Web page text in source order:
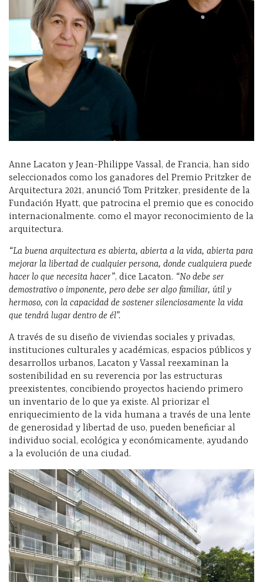
Anne Lacaton y Jean-Philippe Vassal, de Francia, han sido
seleccionados como los ganadores del Premio Pritzker de
Arquitectura 2021, anunció Tom Pritzker, presidente de la
Fundación Hyatt, que patrocina el premio que es conocido
internacionalmente. como el mayor reconocimiento de la
arquitectura.
“La buena arquitectura es abierta, abierta a la vida, abierta para
mejorar la libertad de cualquier persona, donde cualquiera puede
hacer lo que necesita hacer”, dice Lacaton. “No debe ser
demostrativo o imponente, pero debe ser algo familiar, útil y
hermoso, con la capacidad de sostener silenciosamente la vida
que tendrá lugar dentro de él”.
A través de su diseño de viviendas sociales y privadas,
instituciones culturales y académicas, espacios públicos y
desarrollos urbanos, Lacaton y Vassal reexaminan la
sostenibilidad en su reverencia por las estructuras
preexistentes, concibiendo proyectos haciendo primero
un inventario de lo que ya existe. Al priorizar el
enriquecimiento de la vida humana a través de una lente
de generosidad y libertad de uso, pueden beneficiar al
individuo social, ecológica y económicamente, ayudando
a la evolución de una ciudad.